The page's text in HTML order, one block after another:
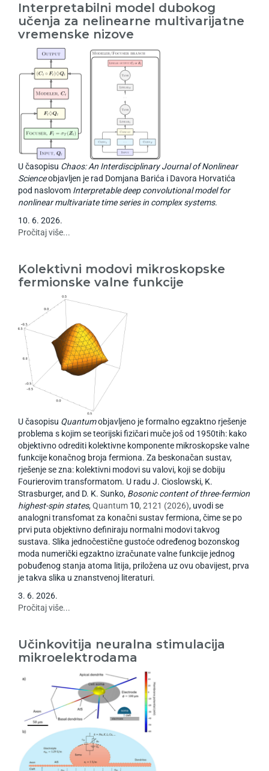
Interpretabilni model dubokog
učenja za nelinearne multivarijatne
vremenske nizove
U časopisu Chaos: An Interdisciplinary Journal of Nonlinear
Scienceobjavljen je rad Domjana Barića i Davora Horvatića
pod naslovom Interpretable deep convolutional model for
nonlinear multivariate time series in complex systems.
10. 6. 2026.
Pročitaj više...
Kolektivni modovi mikroskopske
fermionske valne funkcije
U časopisu Quantumobjavljeno je formalno egzaktno rješenje
problema s kojim se teorijski fizičari muče još od 1950tih: kako
objektivno odrediti kolektivne komponente mikroskopske valne
funkcije konačnog broja fermiona. Za beskonačan sustav,
rješenje se zna: kolektivni modovi su valovi, koji se dobiju
Fourierovim transformatom. U radu J. Cioslowski, K.
Strasburger, and D. K. Sunko, Bosonic content of three-fermion
highest-spin states,Quantum 10, 2121 (2026), uvodi se
analogni transfomat za konačni sustav fermiona, čime se po
prvi puta objektivno definiraju normalni modovi takvog
sustava. Slika jednočestične gustoće određenog bozonskog
moda numerički egzaktno izračunate valne funkcije jednog
pobuđenog stanja atoma litija, priložena uz ovu obavijest, prva
je takva slika u znanstvenoj literaturi.
3. 6. 2026.
Pročitaj više...
Učinkovitija neuralna stimulacija
mikroelektrodama